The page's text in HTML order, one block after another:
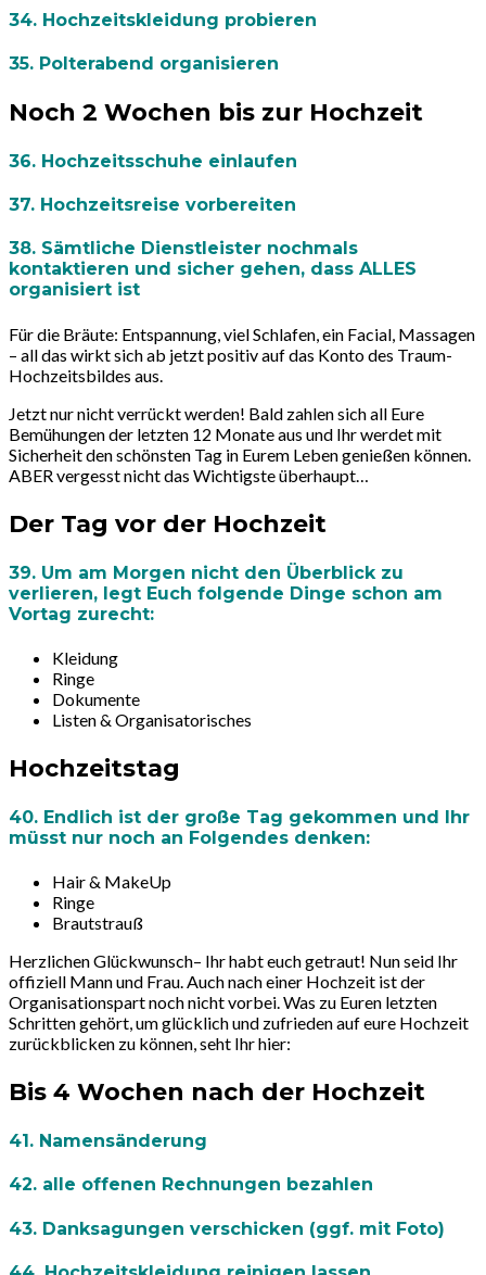
34. Hochzeitskleidung probieren
35. Polterabend organisieren
Noch 2 Wochen bis zur Hochzeit
36. Hochzeitsschuhe einlaufen
37. Hochzeitsreise vorbereiten
38. Sämtliche Dienstleister nochmals
kontaktieren und sicher gehen, dass ALLES
organisiert ist
Für die Bräute: Entspannung, viel Schlafen, ein Facial, Massagen
– all das wirkt sich ab jetzt positiv auf das Konto des Traum-
Hochzeitsbildes aus.
Jetzt nur nicht verrückt werden! Bald zahlen sich all Eure
Bemühungen der letzten 12 Monate aus und Ihr werdet mit
Sicherheit den schönsten Tag in Eurem Leben genießen können.
ABER vergesst nicht das Wichtigste überhaupt
Der Tag vor der Hochzeit
39. Um am Morgen nicht den Überblick zu
verlieren, legt Euch folgende Dinge schon am
Vortag zurecht:
Kleidung
Ringe
Dokumente
Listen & Organisatorisches
Hochzeitstag
40. Endlich ist der große Tag gekommen und Ihr
müsst nur noch an Folgendes denken:
Hair & MakeUp
Ringe
Brautstrauß
Herzlichen Glückwunsch– Ihr habt euch getraut! Nun seid Ihr
offiziell Mann und Frau. Auch nach einer Hochzeit ist der
Organisationspart noch nicht vorbei. Was zu Euren letzten
Schritten gehört, um glücklich und zufrieden auf eure Hochzeit
zurückblicken zu können, seht Ihr hier:
Bis 4 Wochen nach der Hochzeit
41. Namensänderung
42. alle offenen Rechnungen bezahlen
43. Danksagungen verschicken (ggf. mit Foto)